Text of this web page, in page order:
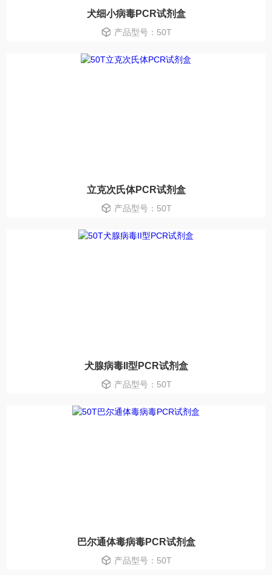
犬细小病毒PCR试剂盒
产品型号：50T
立克次氏体PCR试剂盒
产品型号：50T
犬腺病毒II型PCR试剂盒
产品型号：50T
巴尔通体毒病毒PCR试剂盒
产品型号：50T